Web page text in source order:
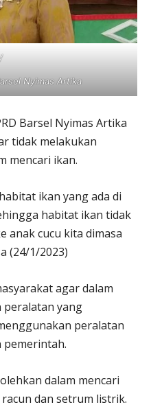
Nyimas Artika
Barsel Nyimas Artika
tidak melakukan
mencari ikan.
ikan yang ada di
habitat ikan tidak
anak cucu kita dimasa
(24/1/2023)
agar dalam
peralatan yang
peralatan
pemerintah.
dalam mencari
dan setrum listrik.